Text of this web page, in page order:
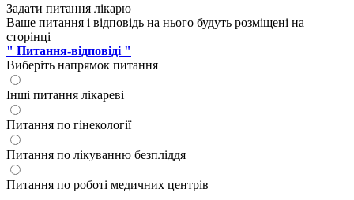
Задати питання лікарю
Ваше питання і відповідь на нього будуть розміщені на
сторінці
" Питання-відповіді "
Виберіть напрямок питання
Інші питання лікареві
Питання по гінекології
Питання по лікуванню безпліддя
Питання по роботі медичних центрів